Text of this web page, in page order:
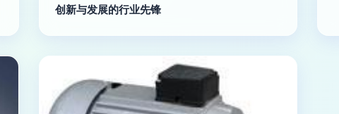
创新与发展的行业先锋